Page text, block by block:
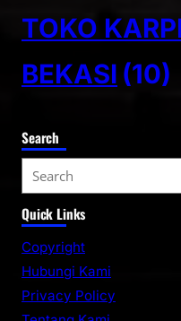
TOKO
BEKASI (10)
Search
e
a
r
Quick Links
Copyright
Hubungi Kami
Privacy Policy